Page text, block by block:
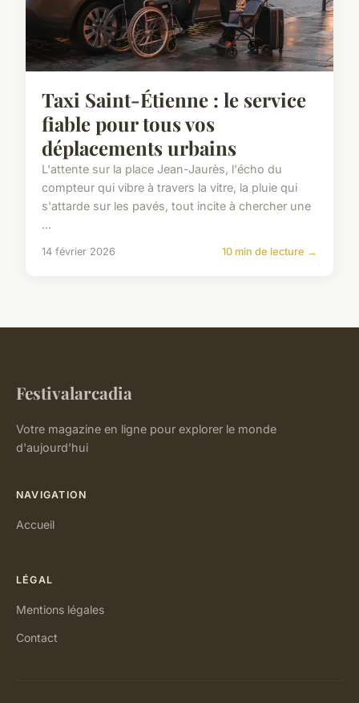
Taxi Saint-Étienne : le service
fiable pour tous vos
déplacements urbains
L'attente sur la place Jean-Jaurès, l'écho du
compteur qui vibre à travers la vitre, la pluie qui
s'attarde sur les pavés, tout incite à chercher une
...
14 février 2026 10 min de lecture →
Festivalarcadia
Votre magazine en ligne pour explorer le monde
d'aujourd'hui
NAVIGATION
Accueil
LÉGAL
Mentions légales
Contact